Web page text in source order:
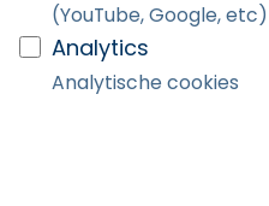
(YouTube, Google, etc)
Analytics
Analytische cookies